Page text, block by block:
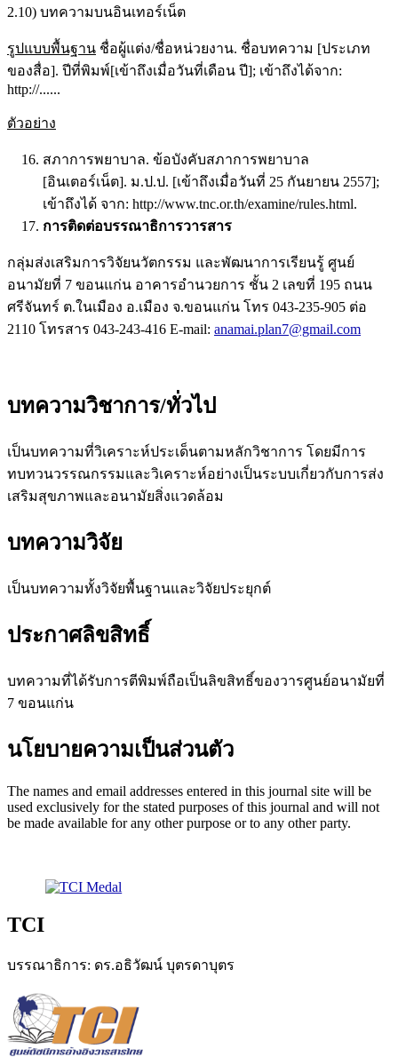
2.10) บทความบนอินเทอร์เน็ต
รูปแบบพื้นฐาน ชื่อผู้แต่ง/ชื่อหน่วยงาน. ชื่อบทความ [ประเภท
ของสื่อ]. ปีที่พิมพ์[เข้าถึงเมื่อวันที่เดือน ปี]; เข้าถึงได้จาก:
http://......
ตัวอย่าง
สภาการพยาบาล. ข้อบังคับสภาการพยาบาล
[อินเตอร์เน็ต]. ม.ป.ป. [เข้าถึงเมื่อวันที่ 25 กันยายน 2557];
เข้าถึงได้ จาก: http://www.tnc.or.th/examine/rules.html.
การติดต่อบรรณาธิการวารสาร
กลุ่มส่งเสริมการวิจัยนวัตกรรม และพัฒนาการเรียนรู้ ศูนย์
อนามัยที่ 7 ขอนแก่น อาคารอำนวยการ ชั้น 2 เลขที่ 195 ถนน
ศรีจันทร์ ต.ในเมือง อ.เมือง จ.ขอนแก่น โทร 043-235-905 ต่อ
2110 โทรสาร 043-243-416 E-mail: anamai.plan7@gmail.com
บทความวิชาการ/ทั่วไป
เป็นบทความที่วิเคราะห์ประเด็นตามหลักวิชาการ โดยมีการ
ทบทวนวรรณกรรมและวิเคราะห์อย่างเป็นระบบเกี่ยวกับการส่ง
เสริมสุขภาพและอนามัยสิ่งแวดล้อม
บทความวิจัย
เป็นบทความทั้งวิจัยพื้นฐานและวิจัยประยุกต์
ประกาศลิขสิทธิ์
บทความที่ได้รับการตีพิมพ์ถือเป็นลิขสิทธิ์ของวารศูนย์อนามัยที่
7 ขอนแก่น
นโยบายความเป็นส่วนตัว
The names and email addresses entered in this journal site will be
used exclusively for the stated purposes of this journal and will not
be made available for any other purpose or to any other party.
TCI
บรรณาธิการ: ดร.อธิวัฒน์ บุตรดาบุตร